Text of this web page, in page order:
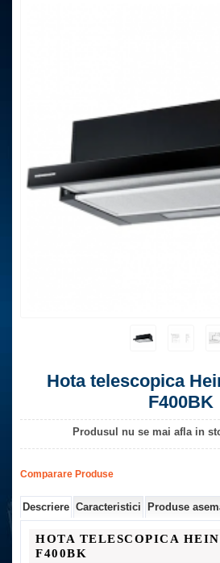
Hota telescopica
F400BK
Produsul nu se mai afla in
Comparare Produse
Descriere Caracteristici Produse
HOTA TELESCOPICA
F400BK